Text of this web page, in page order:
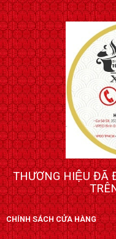
THƯƠNG HIỆU ĐÃ
CHÍNH SÁCH CỬA HÀNG